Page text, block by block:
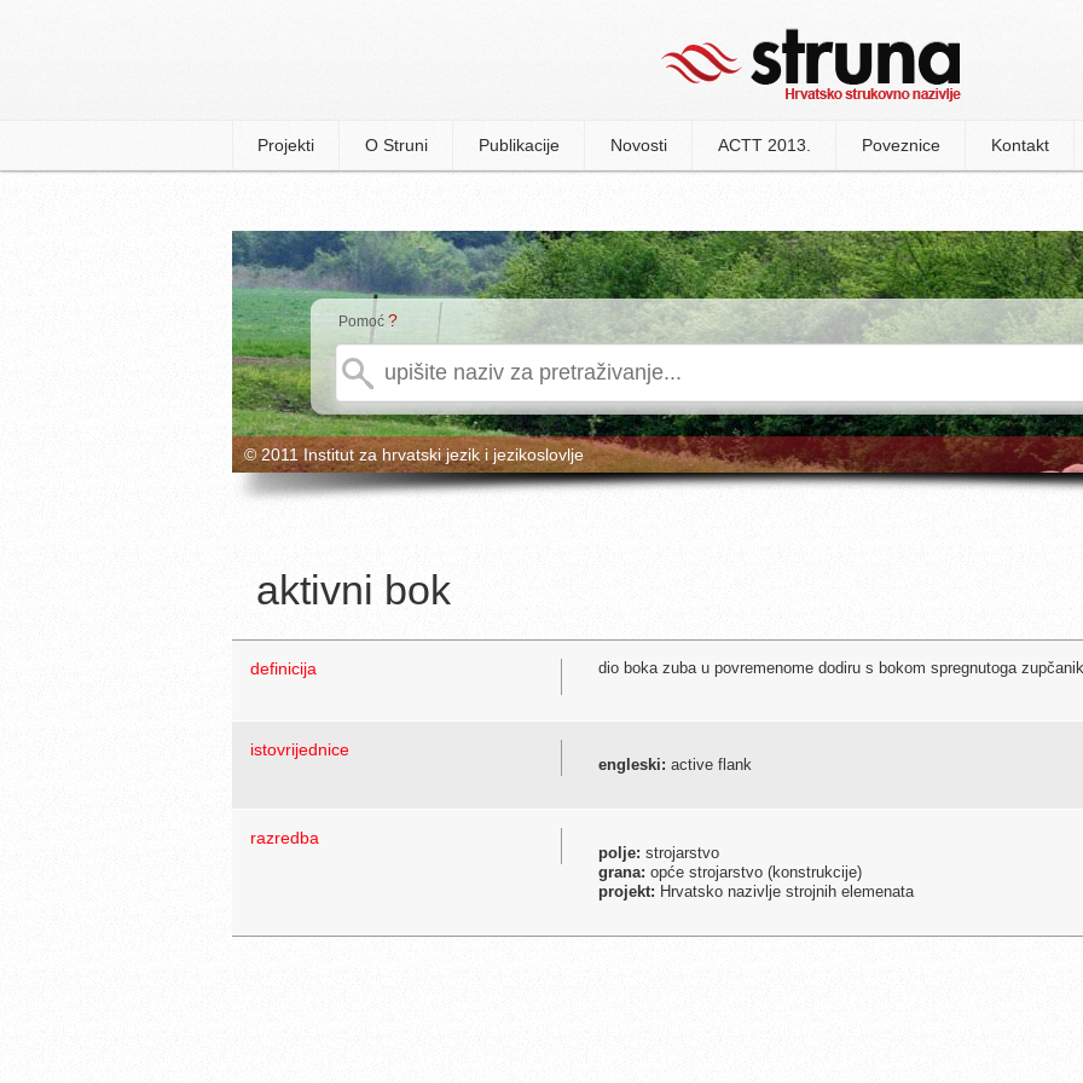
Projekti O Struni Publikacije Novosti ACTT 2013. Poveznice Kontakt
Pomoć ?
© 2011 Institut za hrvatski jezik i jezikoslovlje
aktivni bok
definicija dio boka zuba u povremenome dodiru s bokom spregnutoga
istovrijednice
engleski: active flank
razredba
polje: strojarstvo
grana: opće strojarstvo (konstrukcije)
projekt: Hrvatsko nazivlje strojnih elemenata